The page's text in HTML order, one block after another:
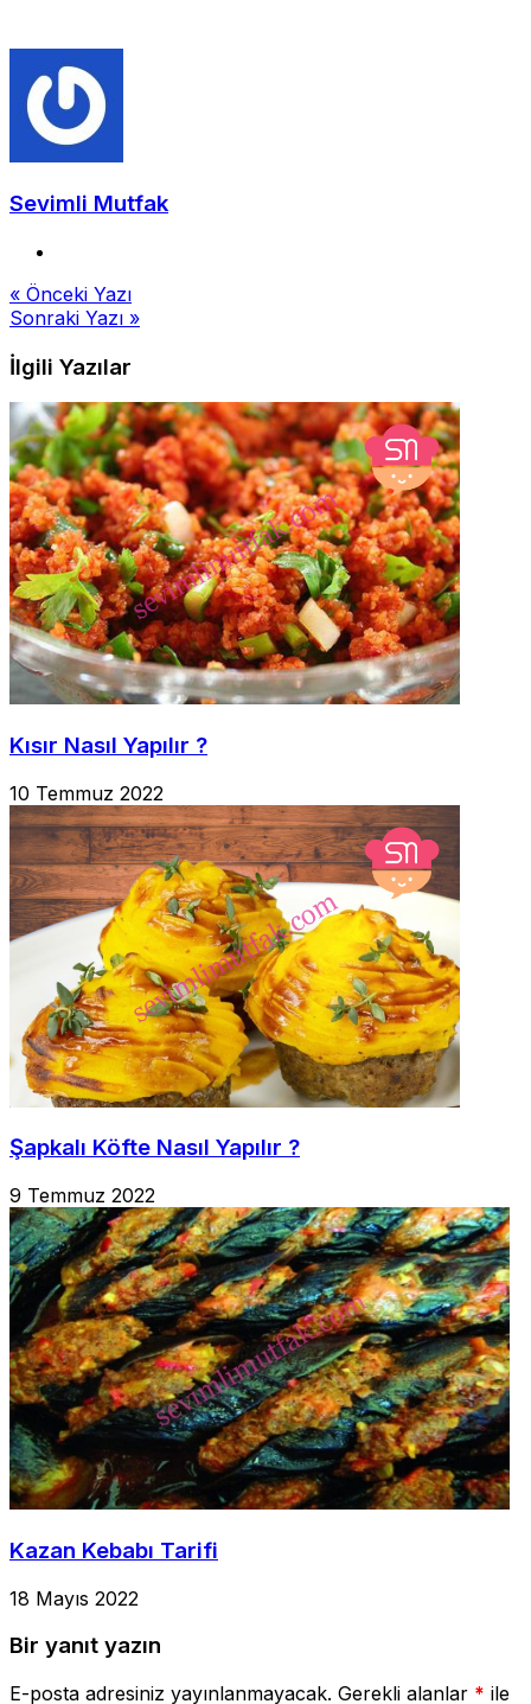
Sevimli Mutfak
Yazı
gezinmesi
« Önceki Yazı
Sonraki Yazı »
İlgili Yazılar
Kısır Nasıl Yapılır ?
10 Temmuz 2022
Şapkalı Köfte Nasıl Yapılır ?
9 Temmuz 2022
Kazan Kebabı Tarifi
18 Mayıs 2022
Bir yanıt yazın
E-posta adresiniz yayınlanmayacak. Gerekli alanlar * ile